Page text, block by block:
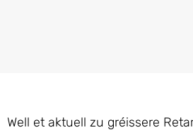
Well et aktuell zu gréissere